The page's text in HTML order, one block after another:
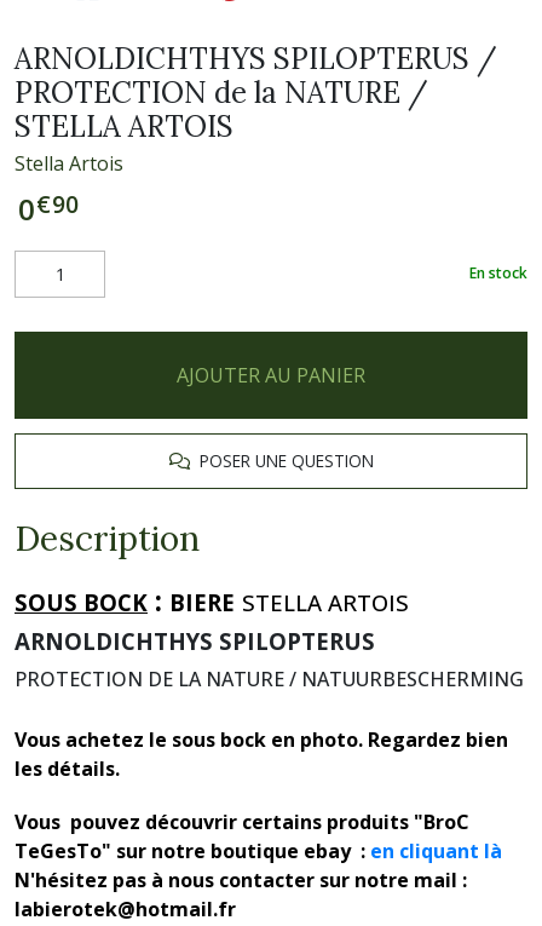
ARNOLDICHTHYS SPILOPTERUS /
PROTECTION de la NATURE /
STELLA ARTOIS
Stella Artois
0€90
En stock
AJOUTER AU PANIER
POSER UNE QUESTION
Description
SOUS BOCK : BIERE STELLA ARTOIS
ARNOLDICHTHYS SPILOPTERUS
PROTECTION DE LA NATURE / NATUURBESCHERMING
Vous achetez le sous bock en photo. Regardez bien
les détails.
Vous pouvez découvrir certains produits "BroC
TeGesTo" sur notre boutique ebay : en cliquant là
N'hésitez pas à nous contacter sur notre mail :
labierotek@hotmail.fr